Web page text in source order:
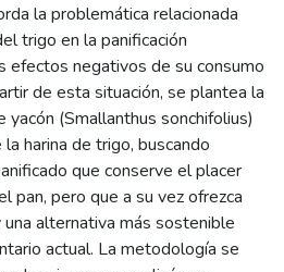
la problemática relacionada
trigo en la panificación
efectos negativos de su consumo
de esta situación, se plantea la
yacón (Smallanthus sonchifolius)
harina de trigo, buscando
que conserve el placer
pan, pero que a su vez ofrezca
alternativa más sostenible
actual. La metodología se